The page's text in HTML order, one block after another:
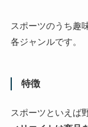
スポーツのうち趣
各ジャンルです。
特徴
スポーツといえば